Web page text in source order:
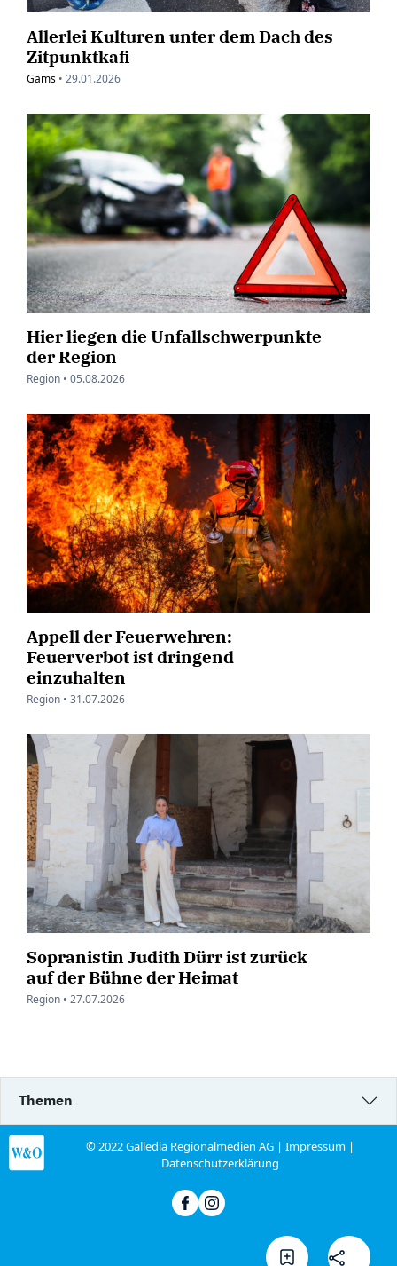
Allerlei Kulturen unter dem Dach des
Zitpunktkafi
Gams • 29.01.2026
Hier liegen die Unfallschwerpunkte
der Region
Region • 05.08.2026
Appell der Feuerwehren:
Feuerverbot ist dringend
einzuhalten
Region • 31.07.2026
Sopranistin Judith Dürr ist zurück
auf der Bühne der Heimat
Region • 27.07.2026
Themen
© 2022 Galledia Regionalmedien AG |Impressum |
Datenschutzerklärung